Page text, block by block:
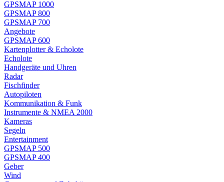
GPSMAP 1000
GPSMAP 800
GPSMAP 700
Angebote
GPSMAP 600
Kartenplotter & Echolote
Echolote
Handgeräte und Uhren
Radar
Fischfinder
Autopiloten
Kommunikation & Funk
Instrumente & NMEA 2000
Kameras
Segeln
Entertainment
GPSMAP 500
GPSMAP 400
Geber
Wind